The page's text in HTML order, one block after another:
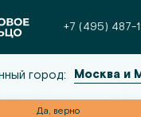
+7 (495) 487-
11/1-комнатная
город: Москва и
Да, верно